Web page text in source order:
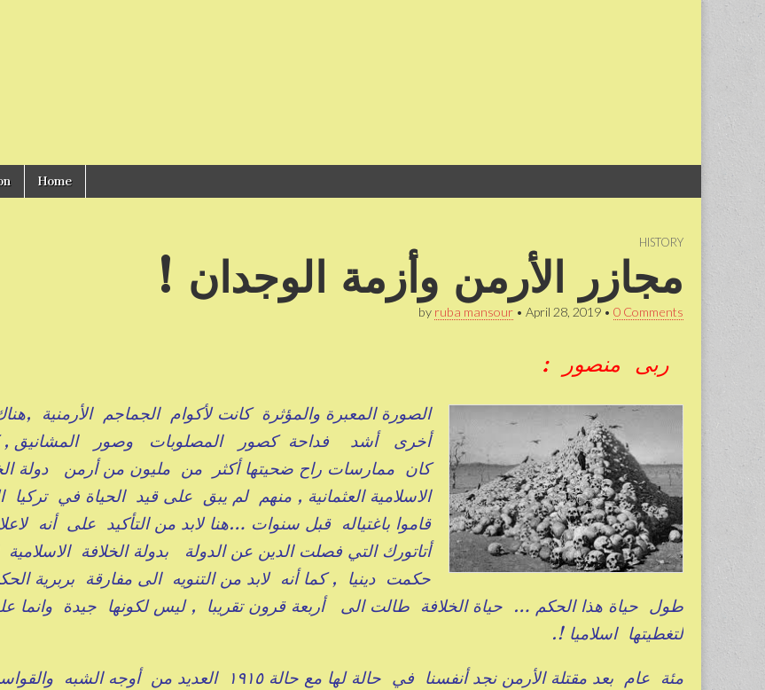
menu
Home
HISTORY
مجازر الأرمن وأزمة الوجدان !
by ruba mansour • April 28, 2019 • 0 Comments
ربى منصور :
الصورة المعبرة والمؤثرة كانت لأكوام الجماجم الأرمنية
أخرى أشد فداحة كصور المصلوبات وصور المشانيق
كان ممارسات راح ضحيتها أكثر من مليون من أرمن دولة
الاسلامية العثمانية , منهم لم يبق على قيد الحياة في
قاموا باغتياله قبل سنوات …هنا لابد من التأكيد على أنه
أتاتورك التي فصلت الدين عن الدولة بدولة الخلافة الاسلامية
حكمت دينيا , كما أنه لابد من التنويه الى مفارقة بربرية
طول حياة هذا الحكم … حياة الخلافة طالت الى أربعة قرون تقريبا , ليس لكونها جيدة وانما
لتغطيتها اسلاميا !.
مئة عام بعد مقتلة الأرمن نجد أنفسنا في حالة لها مع حالة ١٩١٥ العديد من أوجه الشبه